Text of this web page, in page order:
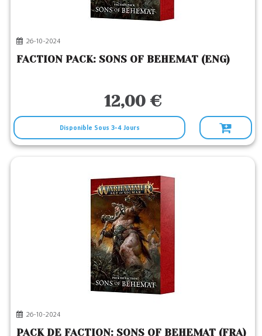
GAMES WORKSHOP(6)
26-10-2024
FACTION PACK: SONS OF BEHEMAT (ENG)
12,00 €
Disponible Sous 3-4 Jours
26-10-2024
PACK DE FACTION: SONS OF BEHEMAT (FRA)